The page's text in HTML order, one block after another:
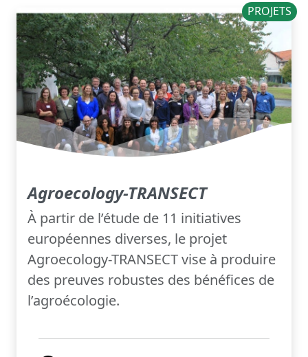
PROJETS
Agroecology-TRANSECT
À partir de l’étude de 11 initiatives
européennes diverses, le projet
Agroecology-TRANSECT vise à produire
des preuves robustes des bénéfices de
l’agroécologie.